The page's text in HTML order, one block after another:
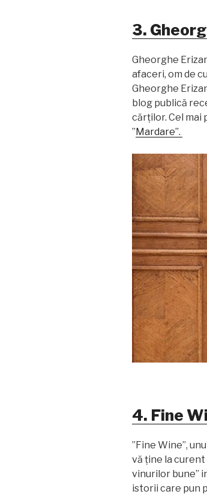
3.
Gheorghe
afaceri, om de
Gheorghe
blog publică
cărților. Cel mai
”Mardare”.
4. Fine
”Fine Wine”,
vă ține la curent
vinurilor bune”
istorii care pun